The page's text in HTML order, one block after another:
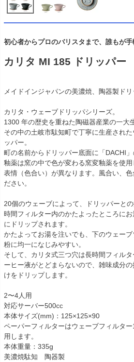
初心者からプロのバリスタまで、誰もが
カリタ MI 185 ドリッパー
メイドインジャパンの美濃焼、陶器製ドリ
カリタ・ウェーブドリッパシリーズ。
1300 年の歴史を重ねた陶磁器産業の一大
その中の土岐市駄知町で丁寧に生産され
ッパー。
町の名前からドリッパー底面に「DACHI」
釉薬は窯の中で色が変わる窯変釉薬を使
表情（色合い）が異なります。風合い、色
ださい。
20個のウェーブによって、ドリッパーと
時間フィルター内のかたよったところに
にドリップされます。
かたよってお湯を注いでも、下のウェー
粉に均一になじみやすい。
そして、カリタ式三つ穴は長時間フィル
ーヒー液がとどまらないので、雑味成分
けをドリップします。
2〜4人用
対応サーバー500cc
本体サイズ(mm)：125×125×90
ペーパーフィルターはウェーブフィルタ
用します。
本体重量：335g
美濃焼駄知 陶器製